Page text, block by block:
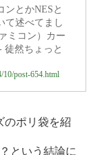
ンとかNESと
て述べてまし
ミコン）カー
徒然ちょっと
10/post-654.html
のポリ袋を紹
という結論に